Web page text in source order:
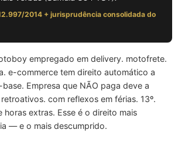
2014 + jurisprudência consolidada do
empregado em delivery. motofrete.
e-commerce tem direito automático a
Empresa que NÃO paga deve a
com reflexos em férias. 13º.
horas extras. Esse é o direito mais
— e o mais descumprido.